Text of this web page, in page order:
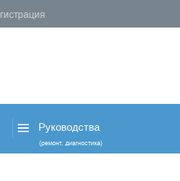
Руководства
(ремонт, диагностика)